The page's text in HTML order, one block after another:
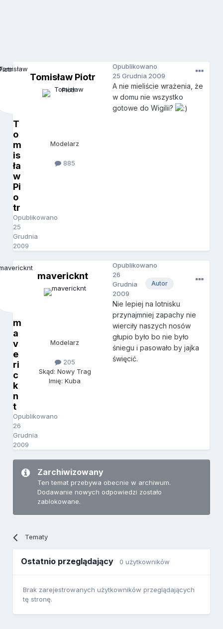
T
o
m
is
ła
w
Pi
o
tr
Opublikowano
25
Grudnia
2009
Tomisław Piotr
Modelarz
885
Opublikowano
25 Grudnia 2009
A nie mieliście wrażenia, że
w domu nie wszystko
gotowe do Wigilii?
m
a
v
e
ri
c
k
n
t
Opublikowano
26
Grudnia
2009
mavericknt
Modelarz
205
Skąd: Nowy Trag
Imię: Kuba
Autor
Opublikowano
26
Grudnia
2009
Nie lepiej na lotnisku
przynajmniej zapachy nie
wierciły naszych nosów
głupio było bo nie było
śniegu i pasowało by jajka
święcić.
Zarchiwizowany
Ten temat przebywa obecnie w archiwum.
Dodawanie nowych odpowiedzi zostało
zablokowane.
Tematy
Ostatnio przeglądający 0 użytkowników
Brak zarejestrowanych użytkowników przeglądających
tę stronę.